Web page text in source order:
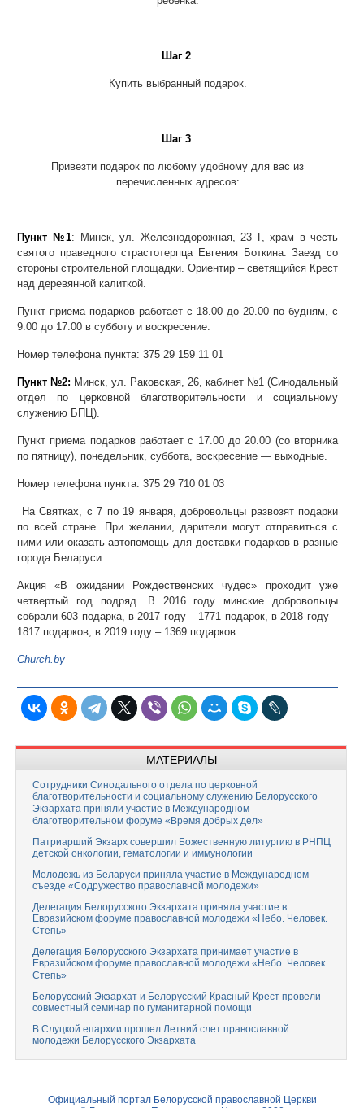
Шаг 2
Купить выбранный подарок.
Шаг 3
Привезти подарок по любому удобному для вас из
перечисленных адресов:
Пункт №1: Минск, ул. Железнодорожная, 23 Г, храм в честь
святого праведного страстотерпца Евгения Боткина. Заезд со
стороны строительной площадки. Ориентир – светящийся Крест
над деревянной калиткой.
Пункт приема подарков работает с 18.00 до 20.00 по будням, с
9:00 до 17.00 в субботу и воскресение.
Номер телефона пункта: 375 29 159 11 01
Пункт №2: Минск, ул. Раковская, 26, кабинет №1 (Синодальный
отдел по церковной благотворительности и социальному
служению БПЦ).
Пункт приема подарков работает с 17.00 до 20.00 (со вторника
по пятницу), понедельник, суббота, воскресение — выходные.
Номер телефона пункта: 375 29 710 01 03
На Святках, с 7 по 19 января, добровольцы развозят подарки
по всей стране. При желании, дарители могут отправиться с
ними или оказать автопомощь для доставки подарков в разные
города Беларуси.
Акция «В ожидании Рождественских чудес» проходит уже
четвертый год подряд. В 2016 году минские добровольцы
собрали 603 подарка, в 2017 году – 1771 подарок, в 2018 году –
1817 подарков, в 2019 году – 1369 подарков.
Сhurch.by
МАТЕРИАЛЫ
Сотрудники Синодального отдела по церковной
благотворительности и социальному служению Белорусского
Экзархата приняли участие в Международном
благотворительном форуме «Время добрых дел»
Патриарший Экзарх совершил Божественную литургию в РНПЦ
детской онкологии, гематологии и иммунологии
Молодежь из Беларуси приняла участие в Международном
съезде «Содружество православной молодежи»
Делегация Белорусского Экзархата приняла участие в
Евразийском форуме православной молодежи «Небо. Человек.
Степь»
Делегация Белорусского Экзархата принимает участие в
Евразийском форуме православной молодежи «Небо. Человек.
Степь»
Белорусский Экзархат и Белорусский Красный Крест провели
совместный семинар по гуманитарной помощи
В Слуцкой епархии прошел Летний слет православной
молодежи Белорусского Экзархата
Официальный портал Белорусской православной Церкви